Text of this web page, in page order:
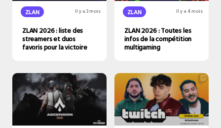
ZLAN Il y a 3 mois
ZLAN 2026 : liste des
streamers et duos
favoris pour la victoire
ZLAN Il y a 4 mois
ZLAN 2026 : Toutes les
infos de la compétition
multigaming